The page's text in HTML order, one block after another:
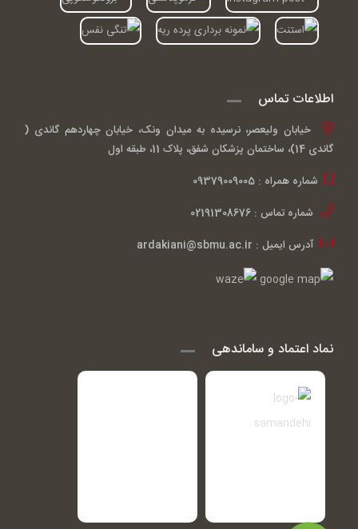
اطلاعات تماس
خیابان ولیعصر، نرسیده به میدان ونک، خیابان چهاردهم گاندی (
گاندی 14)، ساختمان پزشکان شفق، پلاک 11، طبقه اول
شماره همراه : 09379009005
شماره تماس : 02191308676
آدرس ایمیل : ardakiani@sbmu.ac.ir
نماد اعتماد و ساماندهی